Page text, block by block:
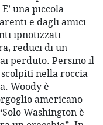
una piccola
e dagli amici
ipnotizzati
reduci di un
perduto. Persino il
nella roccia
Woody è
americano
Washington è